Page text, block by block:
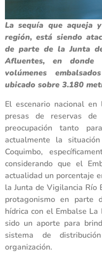
La sequía que aqueja
región, está siendo
de parte de la Junta
Afluentes, en
volúmenes
ubicado sobre 3.180
El escenario nacional
presas de reservas
preocupación tanto
actualmente la
Coquimbo,
considerando que el
actualidad un porcentaje
la Junta de Vigilancia
protagonismo en parte
hídrica con el Embalse
sido un aporte para
sistema de
organización.